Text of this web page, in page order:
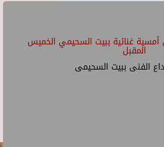
أمسية غنائية ببيت السحيمي الخميس
المقبل
الفنى ببيت السحيمى